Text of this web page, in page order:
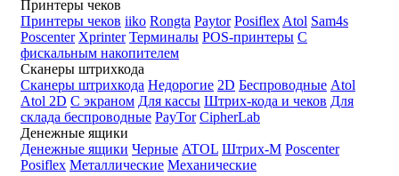
Принтеры чеков
Принтеры чеков iiko Rongta Paytor Posiflex Atol Sam4s
Poscenter Xprinter Терминалы POS-принтеры С
фискальным накопителем
Сканеры штрихкода
Сканеры штрихкода Недорогие 2D Беспроводные Atol
Atol 2D С экраном Для кассы Штрих-кода и чеков Для
склада беспроводные PayTor CipherLab
Денежные ящики
Денежные ящики Черные ATOL Штрих-М Poscenter
Posiflex Металлические Механические